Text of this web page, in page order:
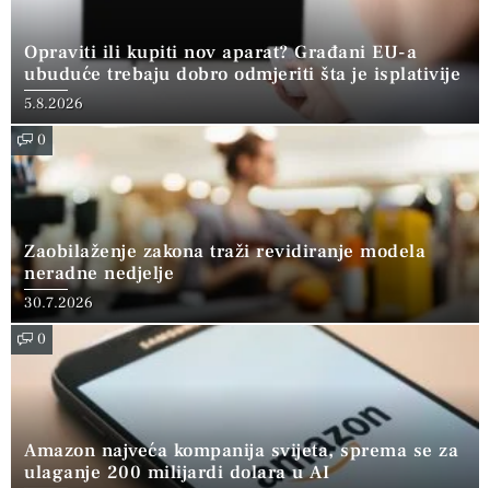
Opraviti ili kupiti nov aparat? Građani EU-a
ubuduće trebaju dobro odmjeriti šta je isplativije
5.8.2026
0
Zaobilaženje zakona traži revidiranje modela
neradne nedjelje
30.7.2026
0
Amazon najveća kompanija svijeta, sprema se za
ulaganje 200 milijardi dolara u AI